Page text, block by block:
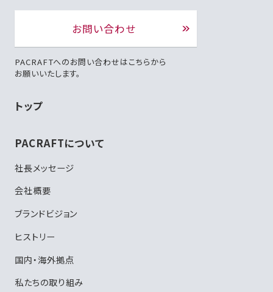
お問い合わせ
PACRAFTへのお問い合わせはこちらから
お願いいたします。
トップ
PACRAFTについて
社長メッセージ
会社概要
ブランドビジョン
ヒストリー
国内・海外拠点
私たちの取り組み